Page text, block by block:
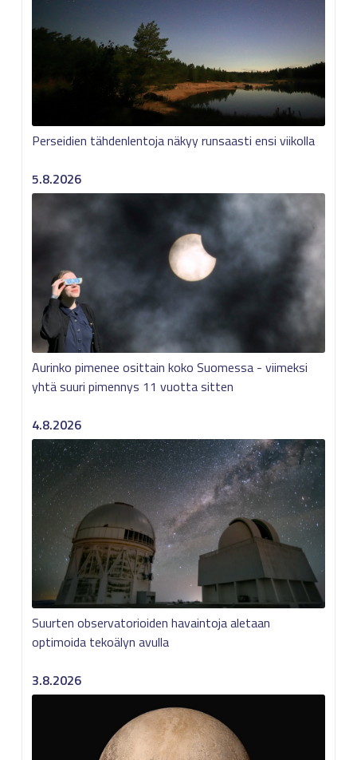
Perseidien tähdenlentoja näkyy runsaasti ensi viikolla
5.8.2026
Aurinko pimenee osittain koko Suomessa - viimeksi
yhtä suuri pimennys 11 vuotta sitten
4.8.2026
Suurten observatorioiden havaintoja aletaan
optimoida tekoälyn avulla
3.8.2026